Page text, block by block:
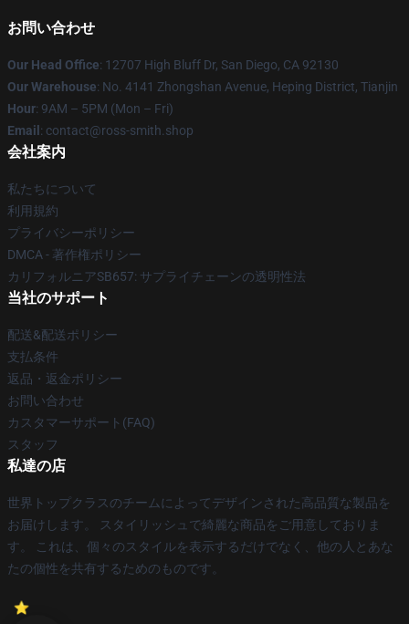
お問い合わせ
Our Head Office: 12707 High Bluff Dr, San Diego, CA 92130
Our Warehouse: No. 4141 Zhongshan Avenue, Heping District, Tianjin
Hour: 9AM – 5PM (Mon – Fri)
Email : contact@ross-smith.shop
会社案内
私たちについて
利用規約
プライバシーポリシー
DMCA - 著作権ポリシー
カリフォルニアSB657: サプライチェーンの透明性法
当社のサポート
配送&配送ポリシー
支払条件
返品・返金ポリシー
お問い合わせ
カスタマーサポート(FAQ)
スタッフ
私達の店
世界トップクラスのチームによってデザインされた高品質な製品を
お届けします。 スタイリッシュで綺麗な商品をご用意しておりま
す。 これは、個々のスタイルを表示するだけでなく、他の人とあな
たの個性を共有するためのものです。